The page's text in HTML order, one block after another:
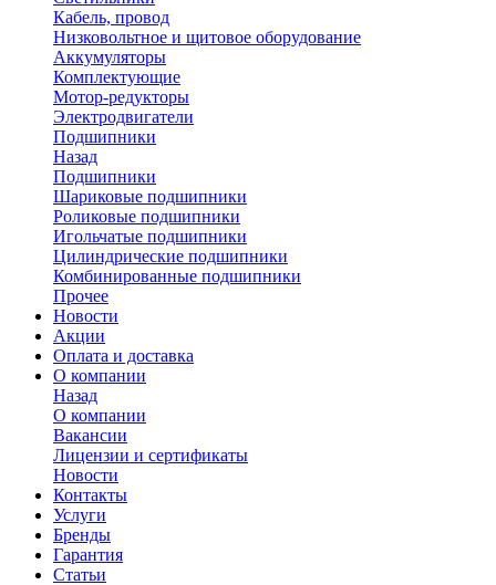
Кабель, провод
Низковольтное и щитовое оборудование
Аккумуляторы
Комплектующие
Мотор-редукторы
Электродвигатели
Подшипники
Назад
Подшипники
Шариковые подшипники
Роликовые подшипники
Игольчатые подшипники
Цилиндрические подшипники
Комбинированные подшипники
Прочее
Новости
Акции
Оплата и доставка
О компании
Назад
О компании
Вакансии
Лицензии и сертификаты
Новости
Контакты
Услуги
Бренды
Гарантия
Статьи